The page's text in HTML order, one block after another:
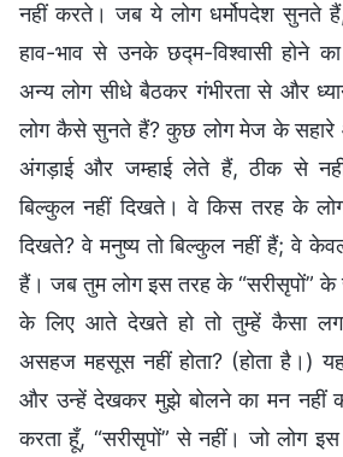
नहीं करते। जब ये लोग धर्मोपदेश सुनते
हाव-भाव से उनके छद्म-विश्वासी होने
अन्य लोग सीधे बैठकर गंभीरता से और
लोग कैसे सुनते हैं? कुछ लोग मेज के सहारे
अंगड़ाई और जम्हाई लेते हैं, ठीक से
बिल्कुल नहीं दिखते। वे किस तरह के
दिखते? वे मनुष्य तो बिल्कुल नहीं हैं; वे
हैं। जब तुम लोग इस तरह के “सरीसृपों” के
के लिए आते देखते हो तो तुम्हें कैसा
असहज महसूस नहीं होता? (होता है।)
और उन्हें देखकर मुझे बोलने का मन नहीं
करता हूँ, “सरीसृपों” से नहीं। जो लोग